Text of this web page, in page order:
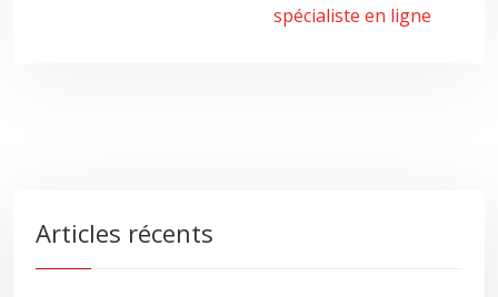
spécialiste en ligne
Articles récents